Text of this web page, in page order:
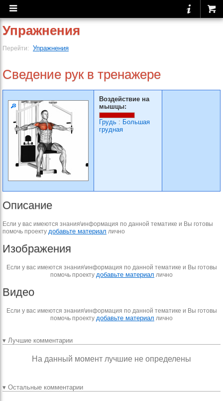
Упражнения
Перейти: Упражнения
Сведение рук в тренажере
Воздействие на
мышцы:
Грудь : Большая
грудная
Описание
Если у вас имеются знания\информация по данной тематике и Вы готовы
помочь проекту добавьте материал лично
Изображения
Если у вас имеются знания\информация по данной тематике и Вы готовы
помочь проекту добавьте материал лично
Видео
Если у вас имеются знания\информация по данной тематике и Вы готовы
помочь проекту добавьте материал лично
▾ Лучшие комментарии
На данный момент лучшие не определены
▾ Остальные комментарии